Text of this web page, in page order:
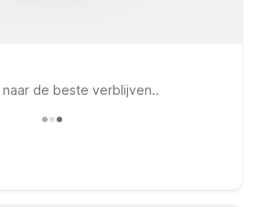
de beste verblijven..